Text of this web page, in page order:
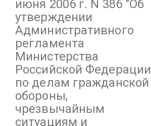
июня 2006 г. N 386"Об
утверждении
Административного
регламента
Министерства
Российской Федерации
по делам гражданской
обороны,
чрезвычайным
ситуациям и